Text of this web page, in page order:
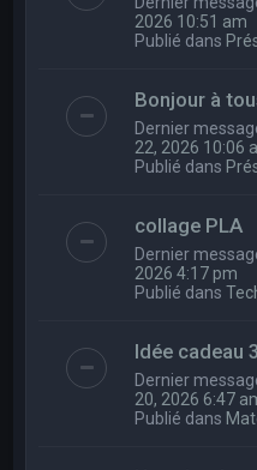
2026 10:51 am
Publié dans
Bonjour à
Dernier
22, 2026 10:06
Publié dans
collage PLA
Dernier
2026 4:17 pm
Publié dans
Idée cadeau
Dernier
20, 2026 6:47
Publié dans